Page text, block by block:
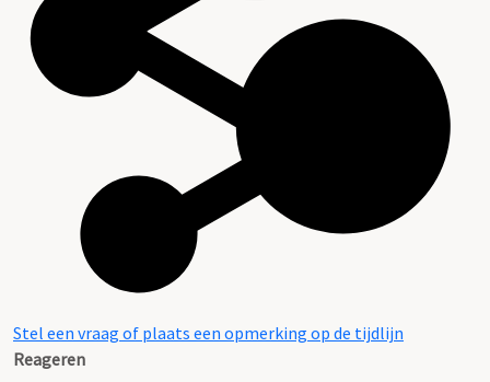
Stel een vraag of plaats een opmerking op de tijdlijn
Reageren